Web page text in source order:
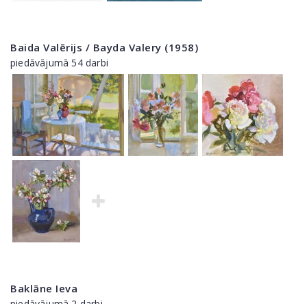
Baida Valērijs / Bayda Valery (1958)
piedāvājumā 54 darbi
Baklāne Ieva